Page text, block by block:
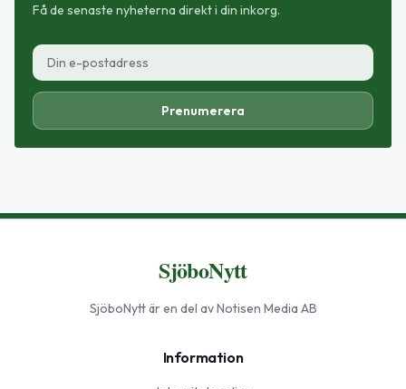
Få de senaste nyheterna direkt i din inkorg.
Prenumerera
SjöboNytt
SjöboNyttär en del av Notisen Media AB
Information